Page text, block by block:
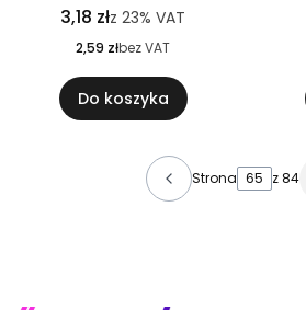
3,18 złz 23% VAT
2,59 złbez VAT
Do koszyka
Strona z 84